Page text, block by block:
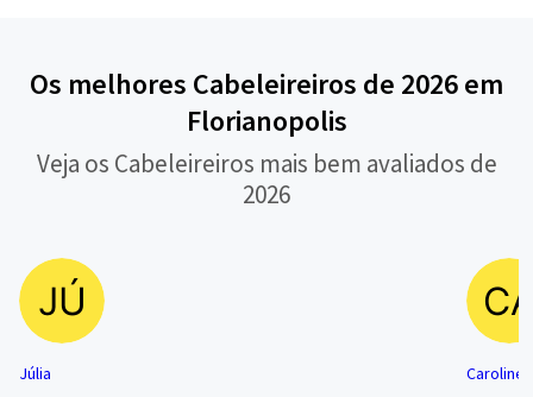
Os melhores Cabeleireiros de 2026 em
Florianopolis
Veja os Cabeleireiros mais bem avaliados de
2026
Júlia Caroline